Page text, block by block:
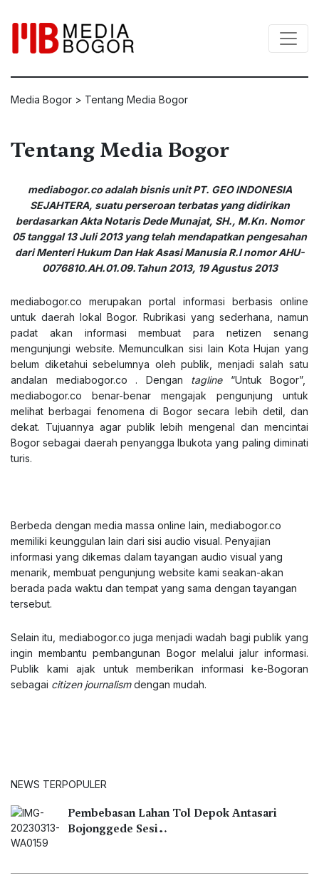
Media Bogor > Tentang Media Bogor
Tentang Media Bogor
mediabogor.coadalah bisnis unit PT. GEO INDONESIA
SEJAHTERA, suatu perseroan terbatas yang didirikan
berdasarkan Akta Notaris Dede Munajat, SH., M.Kn. Nomor
05 tanggal 13 Juli 2013 yang telah mendapatkan pengesahan
dari Menteri Hukum Dan Hak Asasi Manusia R.I nomor AHU-
0076810.AH.01.09.Tahun 2013, 19 Agustus 2013
mediabogor.co merupakan portal informasi berbasis online
untuk daerah lokal Bogor. Rubrikasi yang sederhana, namun
padat akan informasi membuat para netizen senang
mengunjungi website. Memunculkan sisi lain Kota Hujan yang
belum diketahui sebelumnya oleh publik, menjadi salah satu
andalan mediabogor.co . Dengan tagline“Untuk Bogor”,
mediabogor.co benar-benar mengajak pengunjung untuk
melihat berbagai fenomena di Bogor secara lebih detil, dan
dekat. Tujuannya agar publik lebih mengenal dan mencintai
Bogor sebagai daerah penyangga Ibukota yang paling diminati
turis.
Berbeda dengan media massa online lain, mediabogor.co
memiliki keunggulan lain dari sisi audio visual. Penyajian
informasi yang dikemas dalam tayangan audio visual yang
menarik, membuat pengunjung website kami seakan-akan
berada pada waktu dan tempat yang sama dengan tayangan
tersebut.
Selain itu, mediabogor.co juga menjadi wadah bagi publik yang
ingin membantu pembangunan Bogor melalui jalur informasi.
Publik kami ajak untuk memberikan informasi ke-Bogoran
sebagai citizen journalismdengan mudah.
NEWS TERPOPULER
Pembebasan Lahan Tol Depok Antasari
Bojonggede Sesi…